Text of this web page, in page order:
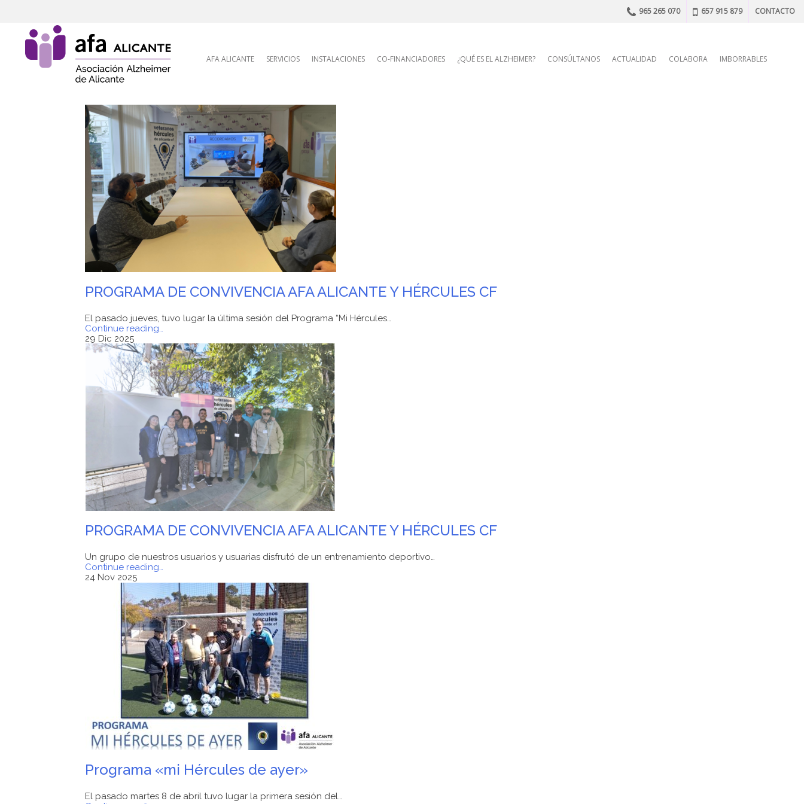
965 265 070 657 915 879 CONTACTO
AFA ALICANTE SERVICIOS INSTALACIONES CO-FINANCIADORES ¿QUÉ ES EL ALZHEIMER? CONSÚLTANOS ACTUALIDAD COLABORA IMBORRABLES
PROGRAMA DE CONVIVENCIA AFA ALICANTE Y HÉRCULES CF
El pasado jueves, tuvo lugar la última sesión del Programa “Mi Hércules…
Continue reading
CONVIVENCIA
AFA
ALICANTE
Y
HÉRCULES
CF"
29 Dic 2025
PROGRAMA DE CONVIVENCIA AFA ALICANTE Y HÉRCULES CF
Un grupo de nuestros usuarios y usuarias disfrutó de un entrenamiento deportivo…
Continue reading
CONVIVENCIA
AFA
ALICANTE
Y
HÉRCULES
CF"
24 Nov 2025
Programa «mi Hércules de ayer»
El pasado martes 8 de abril tuvo lugar la primera sesión del…